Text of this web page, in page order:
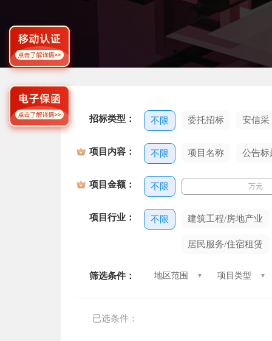
招标类型： 不限 委托招标 安信采
项目内容： 不限 项目名称 公告标
项目金额： 不限 万元
项目行业： 不限 建筑工程/房地产业
居民服务/住宿租赁
筛选条件： 地区范围 项目类型
已选条件：